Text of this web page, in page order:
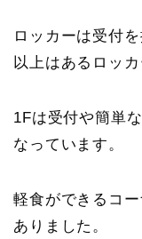
ロッカーは受付
以上はあるロッ
1Fは受付や簡単
なっています。
軽食ができるコ
ありました。